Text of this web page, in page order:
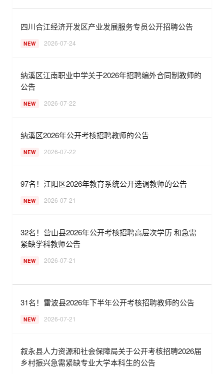
四川合江经济开发区产业发展服务专员公开招聘公告
NEW 2026-07-24
纳溪区江南职业中学关于2026年招聘编外合同制教师的
公告
NEW 2026-07-22
纳溪区2026年公开考核招聘教师的公告
NEW 2026-07-22
97名！江阳区2026年教育系统公开选调教师的公告
NEW 2026-07-21
32名！营山县2026年公开考核招聘高层次学历 和急需
紧缺学科教师公告
NEW 2026-07-21
31名！雷波县2026年下半年公开考核招聘教师的公告
NEW 2026-07-21
叙永县人力资源和社会保障局关于公开考核招聘2026届
乡村振兴急需紧缺专业大学本科生的公告